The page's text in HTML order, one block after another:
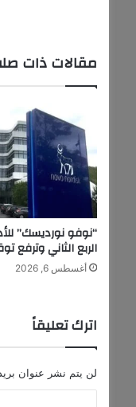
ت
ت
و
ا
ب
ه
ق
ر
ي
ب
مقالات ذات
“نوفو نورديسك”
الربع الثاني وترفع
أغسطس 6, 2026
اترك تعليقاً
لن يتم نشر عنوان